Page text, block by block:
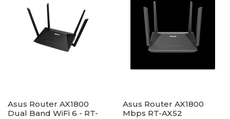
Asus Router AX1800
Dual Band WiFi 6 - RT-
Asus Router AX1800
Mbps RT-AX52